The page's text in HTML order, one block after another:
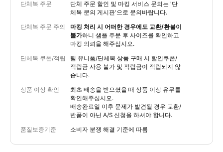
단체복 주문 단체 주문 할인 및 마킹 서비스 문의는 '단
체복 문의 게시판'으로 문의바랍니다.
단체복 주문 주의
마킹 처리 시 어떠한 경우에도 교환/환불이
불가하니 샘플 주문 후 사이즈를 확인하고
마킹 의뢰을 해주십시오.
단체복 쿠폰/적립
팀 유니폼/단체복 상품 구매 시 할인쿠폰/
적립금 사용 불가 및 적립금이 적립되지 않
습니다.
상품 이상 확인
최초 배송을 받으셨을 때 상품 이상 유무를
확인해주십시오.
배송완료일 이후 문제가 발견될 경우 교환/
반품이 아닌 A/S 신청을 하셔야 합니다.
품질보증기준 소비자 분쟁 해결 기준에 따름